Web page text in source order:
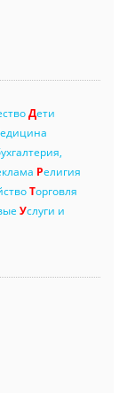
Дети
едицина
Религия
Торговля
Услуги и